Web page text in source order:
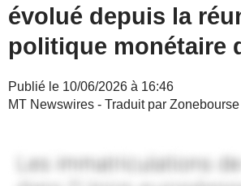
évolué depuis la
politique monétaire
Publié le 10/06/2026 à 16:46
MT Newswires - Traduit par Zonebourse